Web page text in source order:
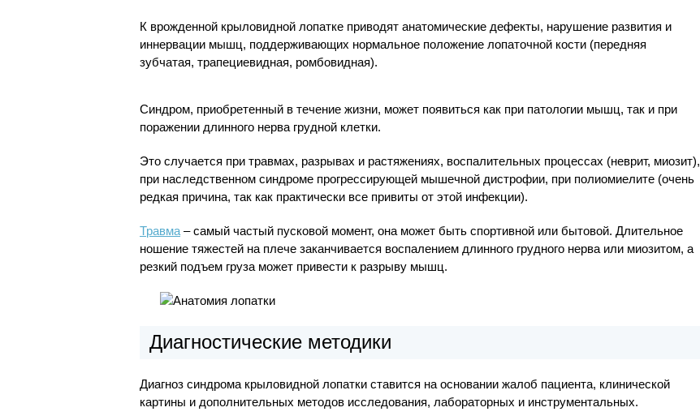
К врожденной крыловидной лопатке приводят анатомические дефекты, нарушение развития и
иннервации мышц, поддерживающих нормальное положение лопаточной кости (передняя
зубчатая, трапециевидная, ромбовидная).
Синдром, приобретенный в течение жизни, может появиться как при патологии мышц, так и при
поражении длинного нерва грудной клетки.
Это случается при травмах, разрывах и растяжениях, воспалительных процессах (неврит, миозит),
при наследственном синдроме прогрессирующей мышечной дистрофии, при полиомиелите (очень
редкая причина, так как практически все привиты от этой инфекции).
Травма – самый частый пусковой момент, она может быть спортивной или бытовой. Длительное
ношение тяжестей на плече заканчивается воспалением длинного грудного нерва или миозитом, а
резкий подъем груза может привести к разрыву мышц.
Диагностические методики
Диагноз синдрома крыловидной лопатки ставится на основании жалоб пациента, клинической
картины и дополнительных методов исследования, лабораторных и инструментальных.